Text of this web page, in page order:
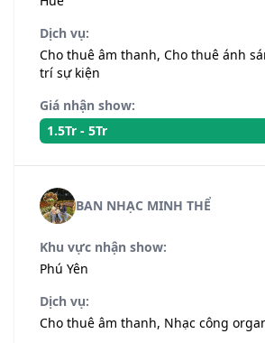
Dịch vụ:
Cho thuê âm thanh, Cho thuê ánh
trí sự kiện
Giá nhận show:
1.5Tr - 5Tr
BAN NHẠC MINH THỂ
Khu vực nhận show:
Phú Yên
Dịch vụ:
Cho thuê âm thanh, Nhạc công